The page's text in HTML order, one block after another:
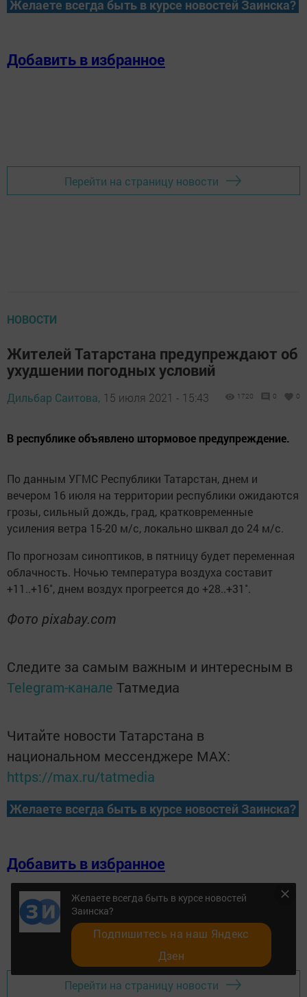
Желаете всегда быть в курсе новостей Заинска?
Добавить в избранное
Перейти на страницу новости
НОВОСТИ
Жителей Татарстана предупреждают об
ухудшении погодных условий
Дильбар Саитова, 15 июля 2021 - 15:43 1720 0 0
В республике объявлено штормовое предупреждение.
По данным УГМС Республики Татарстан, днем и
вечером 16 июля на территории республики ожидаются
грозы, сильный дождь, град, кратковременные
усиления ветра 15-20 м/с, локально шквал до 24 м/с.
По прогнозам синоптиков, в пятницу будет переменная
облачность. Ночью температура воздуха составит
+11..+16˚, днем воздух прогреется до +28..+31˚.
Фото pixabay.com
Следите за самым важным и интересным в
Telegram-канале Татмедиа
Читайте новости Татарстана в
национальном мессенджере MАХ:
https://max.ru/tatmedia
Желаете всегда быть в курсе новостей Заинска?
Добавить в избранное
Перейти на страницу новости
Желаете всегда быть в курсе новостей
Заинска?
Подпишитесь на наш Яндекс
Дзен